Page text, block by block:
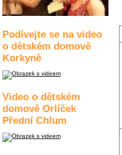
Podívejte se na video
o dětském domově
Korkyně
Video o dětském
domově Orlíček
Přední Chlum